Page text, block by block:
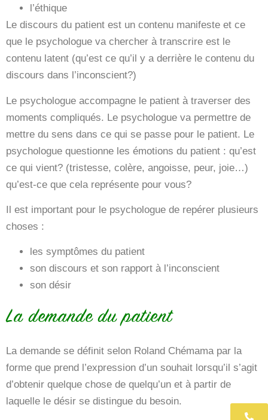
l’éthique
Le discours du patient est un contenu manifeste et ce
que le psychologue va chercher à transcrire est le
contenu latent (qu’est ce qu’il y a derrière le contenu du
discours dans l’inconscient?)
Le psychologue accompagne le patient à traverser des
moments compliqués. Le psychologue va permettre de
mettre du sens dans ce qui se passe pour le patient. Le
psychologue questionne les émotions du patient : qu’est
ce qui vient? (tristesse, colère, angoisse, peur, joie…)
qu’est-ce que cela représente pour vous?
Il est important pour le psychologue de repérer plusieurs
choses :
les symptômes du patient
son discours et son rapport à l’inconscient
son désir
La demande du patient
La demande se définit selon Roland Chémama par la
forme que prend l’expression d’un souhait lorsqu’il s’agit
d’obtenir quelque chose de quelqu’un et à partir de
laquelle le désir se distingue du besoin.